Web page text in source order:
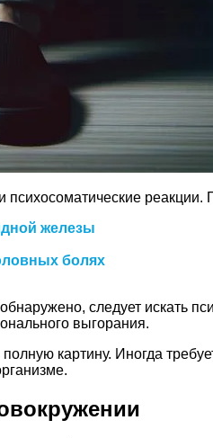
психосоматические
железы
болях
следует искать
выгорания.
картину. Иногда